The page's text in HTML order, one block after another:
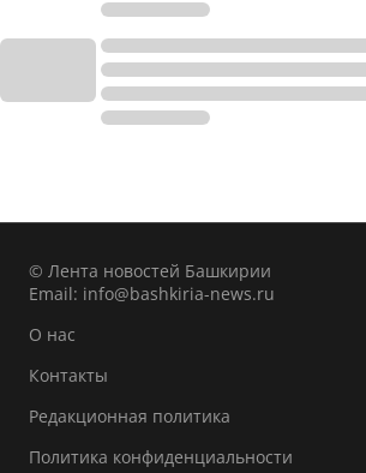
© Лента новостей Башкирии
Email: info@bashkiria-news.ru
О нас
Контакты
Редакционная политика
Политика конфиденциальности